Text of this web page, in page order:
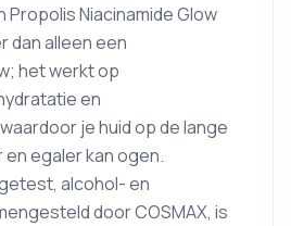
Niacinamide Glow
dan alleen een
het werkt op
en
je huid op de lange
egaler kan ogen.
alcohol- en
door COSMAX, is